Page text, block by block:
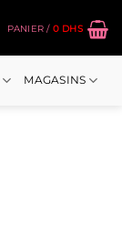
PANIER / 0 DHS
MAGASINS